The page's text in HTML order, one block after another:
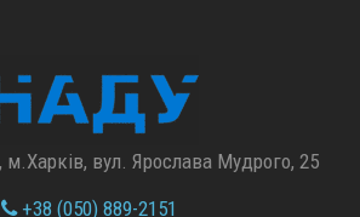
м.Харків, вул. Ярослава Мудрого, 25
+38 (050) 889-2151